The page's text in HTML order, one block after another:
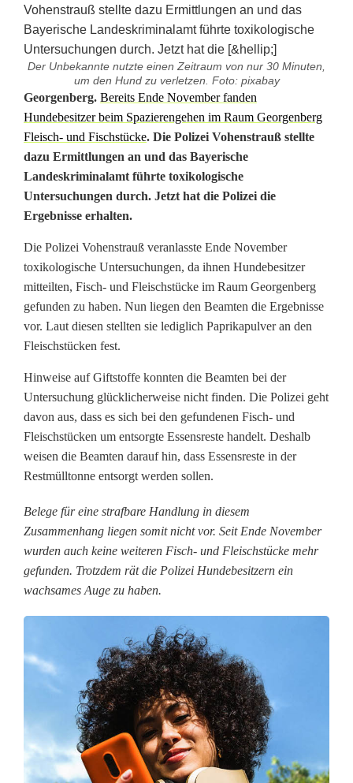
Der Unbekannte nutzte einen Zeitraum von nur 30 Minuten,
um den Hund zu verletzen. Foto: pixabay
P
o
l
i
z
e
i
u
n
t
e
r
s
c
h
t
F
s
h
-
Georgenberg. Bereits Ende November fanden
Hundebesitzer beim Spazierengehen im Raum Georgenberg
Fleisch- und Fischstücke. Die Polizei Vohenstrauß stellte
dazu Ermittlungen an und das Bayerische
Landeskriminalamt führte toxikologische
Untersuchungen durch. Jetzt hat die Polizei die
Ergebnisse erhalten.
Die Polizei Vohenstrauß veranlasste Ende November
toxikologische Untersuchungen, da ihnen Hundebesitzer
mitteilten, Fisch- und Fleischstücke im Raum Georgenberg
gefunden zu haben. Nun liegen den Beamten die Ergebnisse
vor. Laut diesen stellten sie lediglich Paprikapulver an den
Fleischstücken fest.
Hinweise auf Giftstoffe konnten die Beamten bei der
Untersuchung glücklicherweise nicht finden. Die Polizei geht
davon aus, dass es sich bei den gefundenen Fisch- und
Fleischstücken um entsorgte Essensreste handelt. Deshalb
weisen die Beamten darauf hin, dass Essensreste in der
Restmülltonne entsorgt werden sollen.
Belege für eine strafbare Handlung in diesem
Zusammenhang liegen somit nicht vor. Seit Ende November
wurden auch keine weiteren Fisch- und Fleischstücke mehr
gefunden. Trotzdem rät die Polizei Hundebesitzern ein
wachsames Auge zu haben.